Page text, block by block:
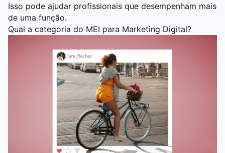
Isso pode ajudar profissionais que desempenham mais
de uma função.
Qual a categoria do MEI para Marketing Digital?